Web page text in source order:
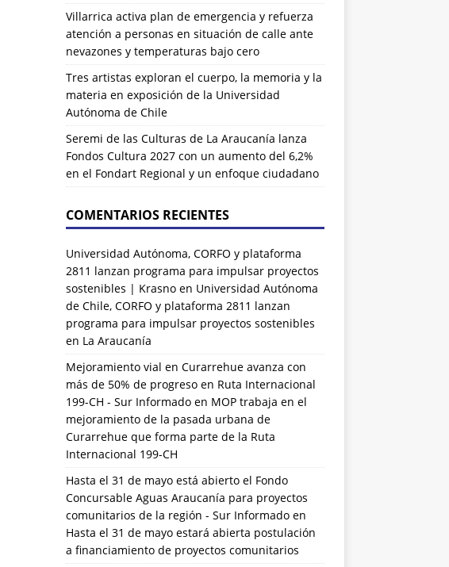
Villarrica activa plan de emergencia y refuerza
atención a personas en situación de calle ante
nevazones y temperaturas bajo cero
Tres artistas exploran el cuerpo, la memoria y la
materia en exposición de la Universidad
Autónoma de Chile
Seremi de las Culturas de La Araucanía lanza
Fondos Cultura 2027 con un aumento del 6,2%
en el Fondart Regional y un enfoque ciudadano
COMENTARIOS RECIENTES
Universidad Autónoma, CORFO y plataforma
2811 lanzan programa para impulsar proyectos
sostenibles | Krasnoen Universidad Autónoma
de Chile, CORFO y plataforma 2811 lanzan
programa para impulsar proyectos sostenibles
en La Araucanía
Mejoramiento vial en Curarrehue avanza con
más de 50% de progreso en Ruta Internacional
199-CH - Sur Informadoen MOP trabaja en el
mejoramiento de la pasada urbana de
Curarrehue que forma parte de la Ruta
Internacional 199-CH
Hasta el 31 de mayo está abierto el Fondo
Concursable Aguas Araucanía para proyectos
comunitarios de la región - Sur Informadoen
Hasta el 31 de mayo estará abierta postulación
a financiamiento de proyectos comunitarios